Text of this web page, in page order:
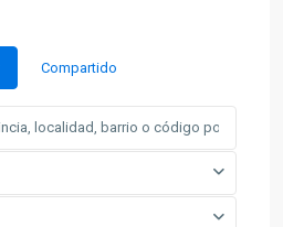
Compartido